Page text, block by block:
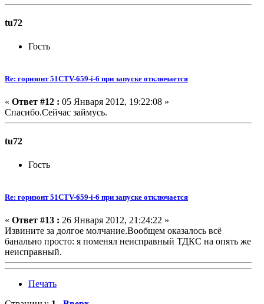
tu72
Гость
Re: горизонт 51CTV-659-i-6 при запуске отключается
« Ответ #12 : 05 Января 2012, 19:22:08 »
Спасибо.Сейчас займусь.
tu72
Гость
Re: горизонт 51CTV-659-i-6 при запуске отключается
« Ответ #13 : 26 Января 2012, 21:24:22 »
Извините за долгое молчание.Вообщем оказалось всё
банально просто: я поменял неисправный ТДКС на опять же
неисправный.
Печать